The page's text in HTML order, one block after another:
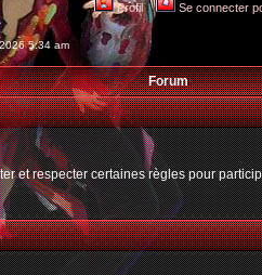
Profil Se connecter
5:34 am
Forum
et respecter certaines règles pour